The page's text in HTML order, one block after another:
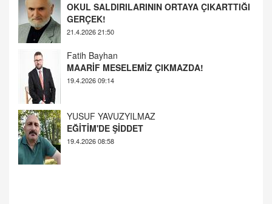
Fatih Bayhan
MAARİF MESELEMİZ ÇIKMAZDA!
YUSUF YAVUZYILMAZ